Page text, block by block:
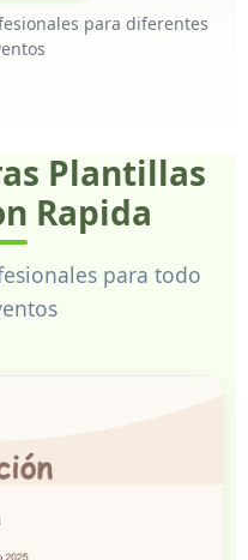
para diferentes
Plantillas
Rapida
para todo